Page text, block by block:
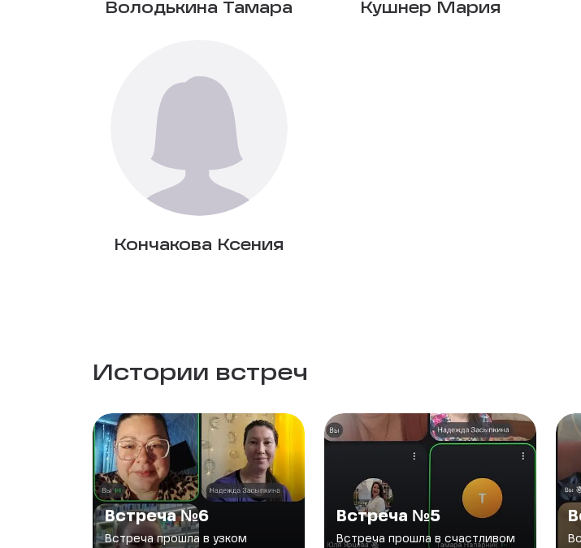
Володькина Тамара Кушнер Мария
Кончакова Ксения
Истории встреч
Встреча №6
Встреча прошла в узком
Встреча №5
Встреча прошла в счастливом